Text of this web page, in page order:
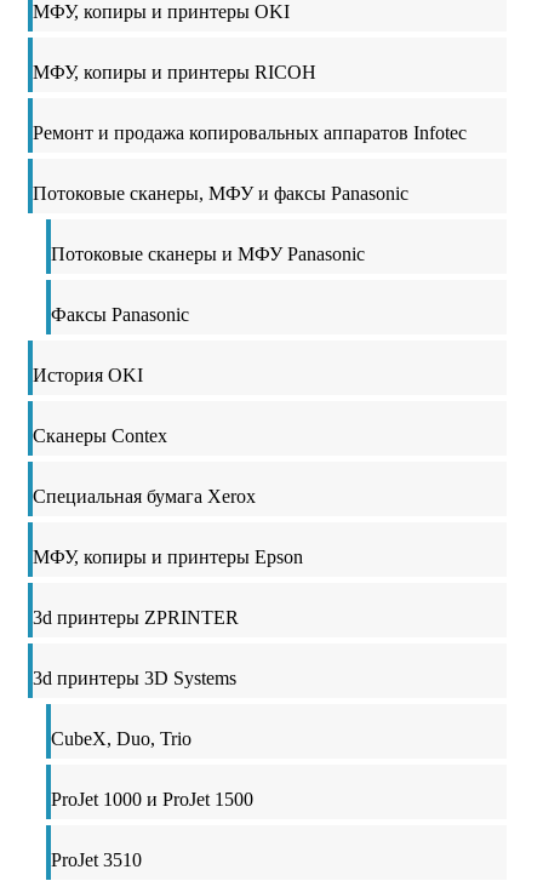
МФУ, копиры и принтеры OKI
МФУ, копиры и принтеры RICOH
Ремонт и продажа копировальных аппаратов Infotec
Потоковые сканеры, МФУ и факсы Panasonic
Потоковые сканеры и МФУ Panasonic
Факсы Panasonic
История OKI
Сканеры Contex
Специальная бумага Xerox
МФУ, копиры и принтеры Epson
3d принтеры ZPRINTER
3d принтеры 3D Systems
CubeX, Duo, Trio
ProJet 1000 и ProJet 1500
ProJet 3510